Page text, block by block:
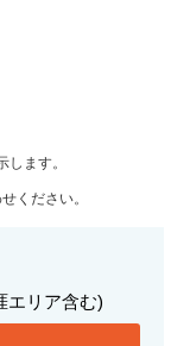
ます。
ください。
エリア含む)